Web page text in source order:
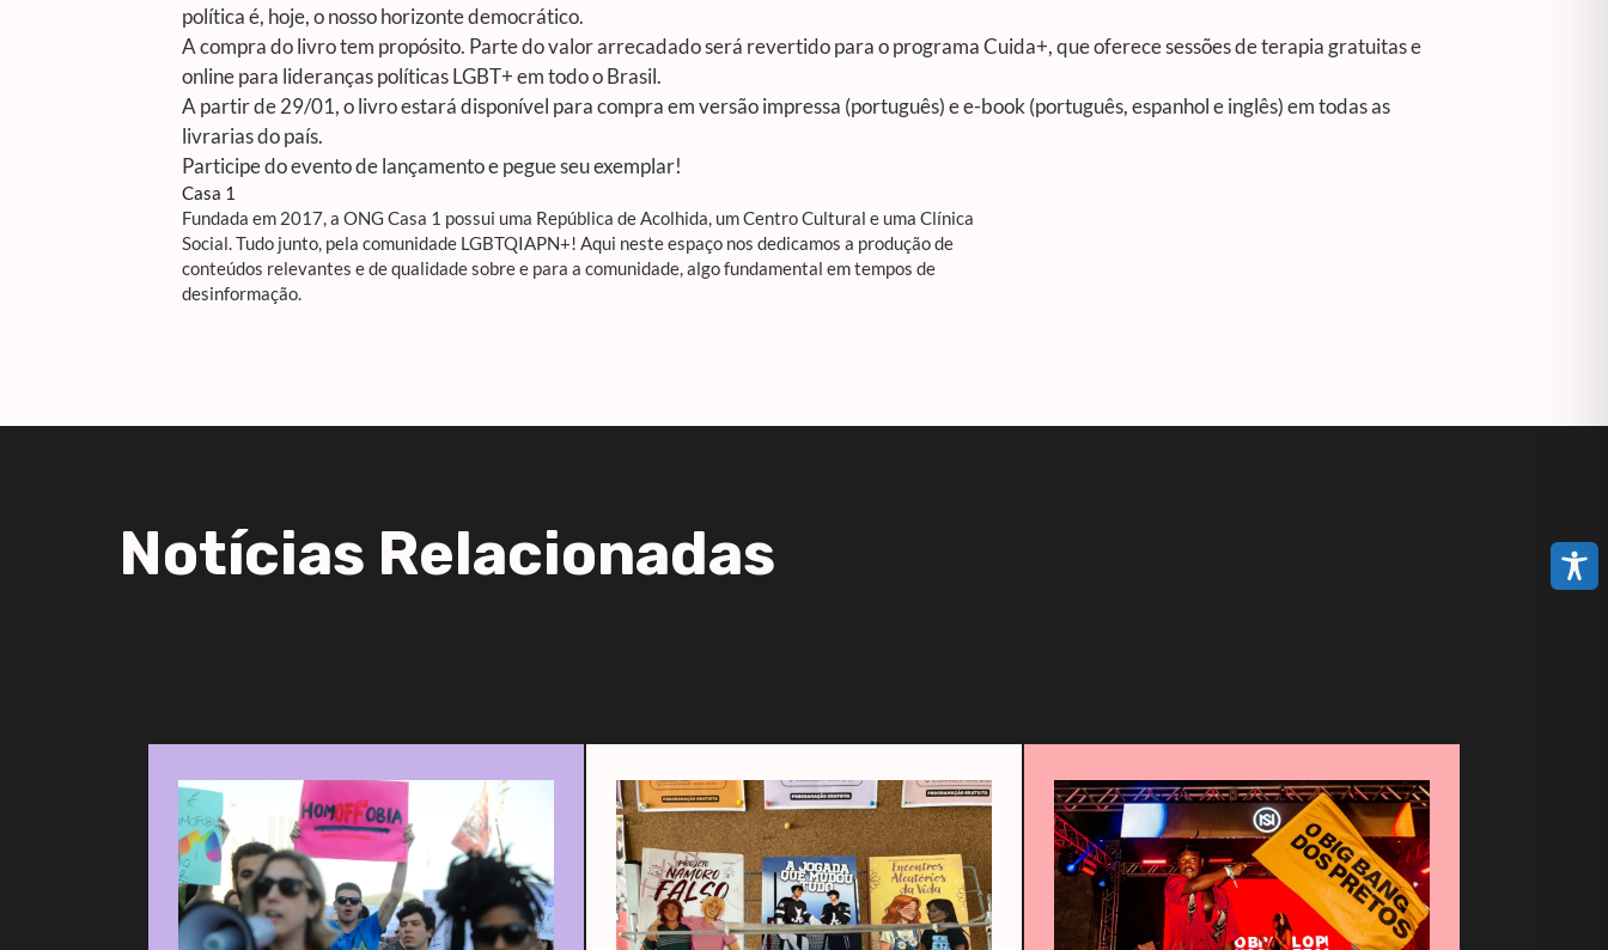
política é, hoje, o nosso horizonte democrático.
A compra do livro tem propósito. Parte do valor arrecadado será revertido para o programa Cuida+, que oferece sessões de terapia gratuitas e
online para lideranças políticas LGBT+ em todo o Brasil.
A partir de 29/01, o livro estará disponível para compra em versão impressa (português) e e-book (português, espanhol e inglês) em todas as
livrarias do país.
Participe do evento de lançamento e pegue seu exemplar!
Casa 1
Fundada em 2017, a ONG Casa 1 possui uma República de Acolhida, um Centro Cultural e uma Clínica
Social. Tudo junto, pela comunidade LGBTQIAPN+! Aqui neste espaço nos dedicamos a produção de
conteúdos relevantes e de qualidade sobre e para a comunidade, algo fundamental em tempos de
desinformação.
Notícias Relacionadas